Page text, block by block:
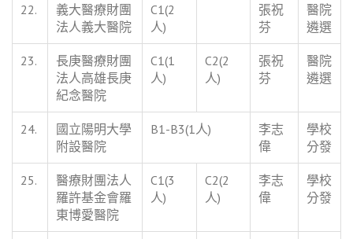
22.
義大醫療財團
法人義大醫院
C1(2
人)
張祝
芬
醫院
遴選
23.
長庚醫療財團
法人高雄長庚
紀念醫院
C1(1
人)
C2(2
人)
張祝
芬
醫院
遴選
24.
國立陽明大學
附設醫院
B1-B3(1人)
李志
偉
學校
分發
25.
醫療財團法人
羅許基金會羅
東博愛醫院
C1(3
人)
C2(2
人)
李志
偉
學校
分發